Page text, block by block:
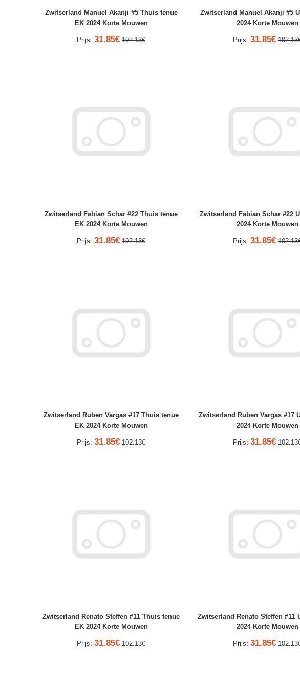
Zwitserland Manuel Akanji #5 Thuis tenue
EK 2024 Korte Mouwen
Prijs: 31.85€ 102.13€
Zwitserland Manuel Akanji #5
2024 Korte Mouwen
Prijs: 31.85€
Zwitserland Fabian Schar #22 Thuis tenue
EK 2024 Korte Mouwen
Prijs: 31.85€ 102.13€
Zwitserland Fabian Schar #22
2024 Korte Mouwen
Prijs: 31.85€
Zwitserland Ruben Vargas #17 Thuis tenue
EK 2024 Korte Mouwen
Prijs: 31.85€ 102.13€
Zwitserland Ruben Vargas #17
2024 Korte Mouwen
Prijs: 31.85€
Zwitserland Renato Steffen #11 Thuis tenue
EK 2024 Korte Mouwen
Prijs: 31.85€ 102.13€
Zwitserland Renato Steffen #11
2024 Korte Mouwen
Prijs: 31.85€